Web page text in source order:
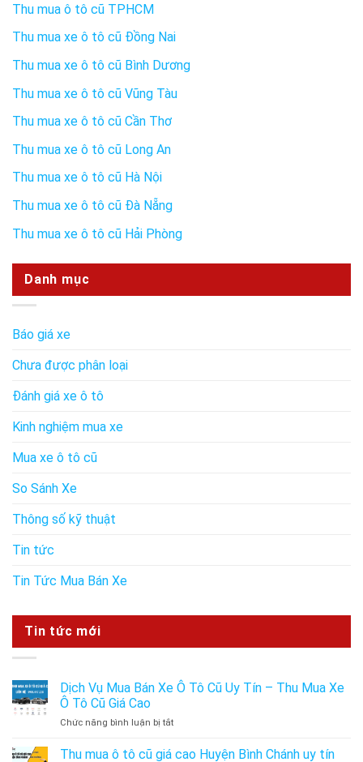
Thu mua ô tô cũ TPHCM
Thu mua xe ô tô cũ Đồng Nai
Thu mua xe ô tô cũ Bình Dương
Thu mua xe ô tô cũ Vũng Tàu
Thu mua xe ô tô cũ Cần Thơ
Thu mua xe ô tô cũ Long An
Thu mua xe ô tô cũ Hà Nội
Thu mua xe ô tô cũ Đà Nẵng
Thu mua xe ô tô cũ Hải Phòng
Danh mục
Báo giá xe
Chưa được phân loại
Đánh giá xe ô tô
Kinh nghiệm mua xe
Mua xe ô tô cũ
So Sánh Xe
Thông số kỹ thuật
Tin tức
Tin Tức Mua Bán Xe
Tin tức mới
Dịch Vụ Mua Bán Xe Ô Tô Cũ Uy Tín – Thu Mua Xe
Ô Tô Cũ Giá Cao
Chức năng bình luận bị tắtở
Vụ
Thu mua ô tô cũ giá cao Huyện Bình Chánh uy tín